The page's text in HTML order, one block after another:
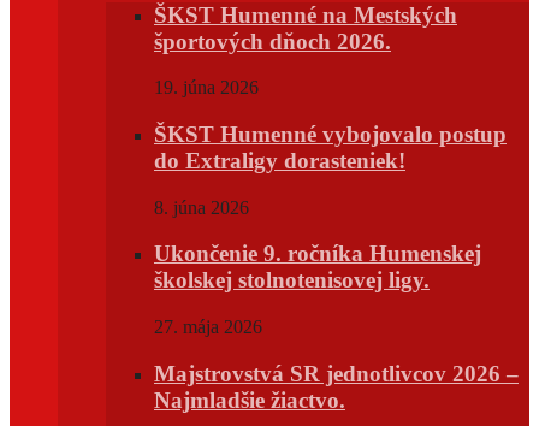
ŠKST Humenné na Mestských
športových dňoch 2026.
19. júna 2026
ŠKST Humenné vybojovalo postup
do Extraligy dorasteniek!
8. júna 2026
Ukončenie 9. ročníka Humenskej
školskej stolnotenisovej ligy.
27. mája 2026
Majstrovstvá SR jednotlivcov 2026 –
Najmladšie žiactvo.